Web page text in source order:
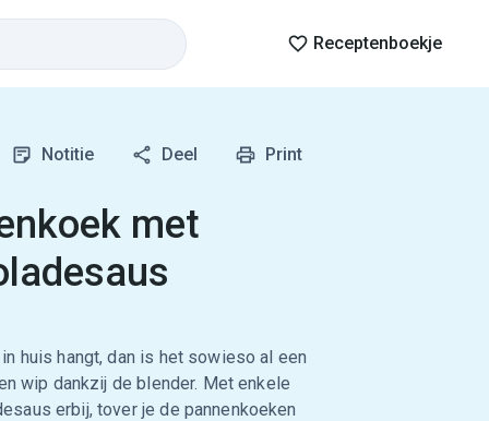
Receptenboekje
Notitie Deel Print
met
huis hangt, dan is het sowieso al een
wip dankzij de blender. Met enkele
erbij, tover je de pannenkoeken